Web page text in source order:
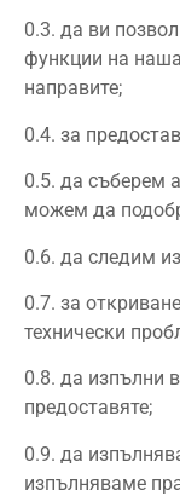
0.3. да ви
функции на
направите;
0.4. за
0.5. да съберем
можем да
0.6. да следим
0.7. за
технически
0.8. да изпълни
предоставяте;
0.9. да
изпълняваме